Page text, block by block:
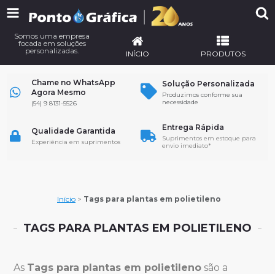
Somos uma empresa
focada em soluções
personalizadas.
INÍCIO PRODUTOS
Chame no WhatsApp
Agora Mesmo
(54) 9 8131-5526
Solução Personalizada
Produzimos conforme sua
necessidade
Qualidade Garantida
Experiência em suprimentos
Entrega Rápida
Suprimentos em estoque para
envio imediato*
Início > Tags para plantas em polietileno
TAGS PARA PLANTAS EM POLIETILENO
As Tags para plantas em polietileno são a